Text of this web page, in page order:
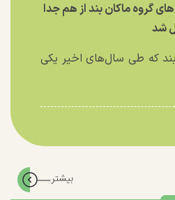
گروه ماکان بند از هم جدا
شد
که طی سال‌های اخیر یکی